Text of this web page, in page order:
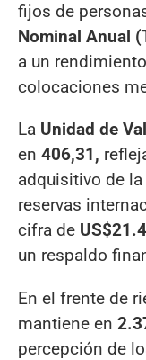
fijos de
Nominal Anual
a un
colocaciones
La Unidad de
en 406,31,
adquisitivo de
reservas
cifra de
un respaldo
En el frente de
mantiene en
percepción de